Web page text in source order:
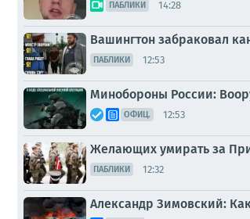
ПАБЛИКИ 14:28
Вашингтон забраковал
ПАБЛИКИ 12:53
Минобороны России:
ОФИЦ. 12:53
Желающих умирать за
ПАБЛИКИ 12:32
Александр Зимовский: